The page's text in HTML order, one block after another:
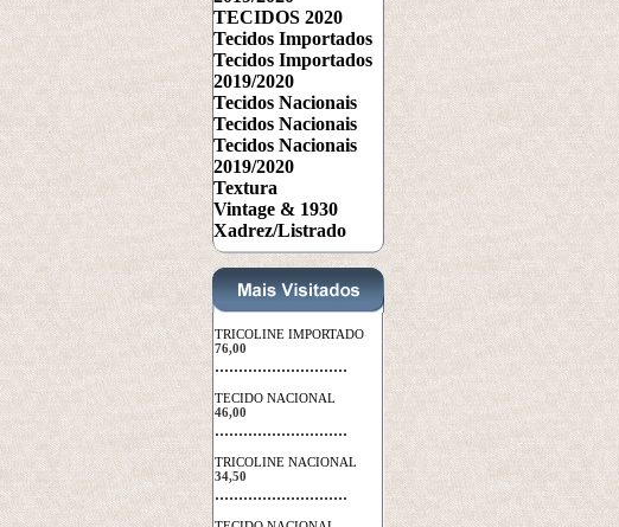
TECIDOS 2020
Tecidos Importados
Tecidos Importados
2019/2020
Tecidos Nacionais
Tecidos Nacionais
Tecidos Nacionais
2019/2020
Textura
Vintage & 1930
Xadrez/Listrado
TRICOLINE IMPORTADO
76,00
............................
TECIDO NACIONAL
46,00
............................
TRICOLINE NACIONAL
34,50
............................